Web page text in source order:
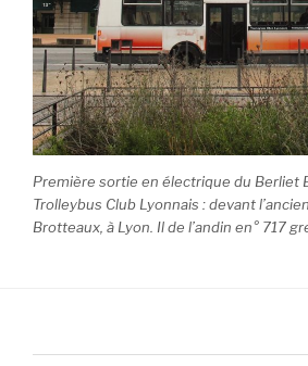
Première sortie en électrique du Berliet
Trolleybus Club Lyonnais : devant
Brotteaux, à Lyon. Il de l’andin en° 717